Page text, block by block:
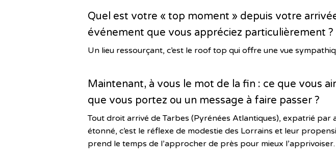
Quel est votre « top moment » depuis votre
événement que vous appréciez particulièrement ?
Un lieu ressourçant, c’est le roof top qui offre une vue
Maintenant, à vous le mot de la fin : ce que vous
que vous portez ou un message à faire passer ?
Tout droit arrivé de Tarbes (Pyrénées Atlantiques), expatrié par
étonné, c’est le réflexe de modestie des Lorrains et leur
prend le temps de l’approcher de près pour mieux l’apprivoiser.